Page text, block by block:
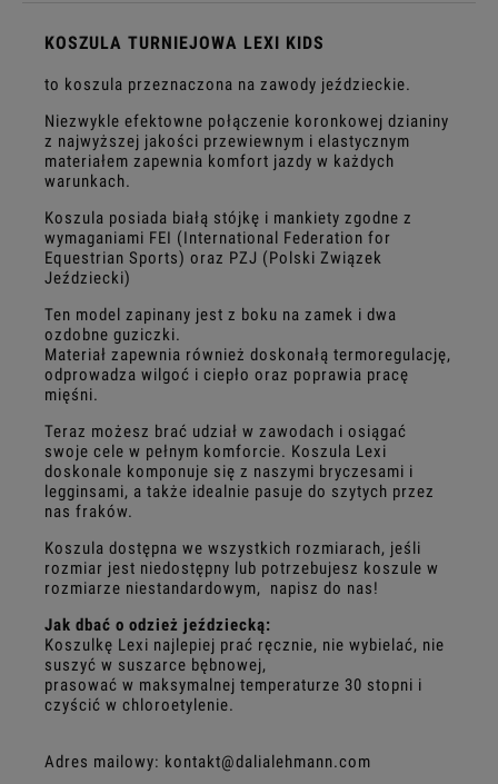
KOSZULA TURNIEJOWA LEXI KIDS
to koszula przeznaczona na zawody jeździeckie.
Niezwykle efektowne połączenie koronkowej dzianiny
z najwyższej jakości przewiewnym i elastycznym
materiałem zapewnia komfort jazdy w każdych
warunkach.
Koszula posiada białą stójkę i mankiety zgodne z
wymaganiami FEI (International Federation for
Equestrian Sports) oraz PZJ (Polski Związek
Jeździecki)
Ten model zapinany jest z boku na zamek i dwa
ozdobne guziczki.
Materiał zapewnia również doskonałą termoregulację,
odprowadza wilgoć i ciepło oraz poprawia pracę
mięśni.
Teraz możesz brać udział w zawodach i osiągać
swoje cele w pełnym komforcie. Koszula Lexi
doskonale komponuje się z naszymi bryczesami i
legginsami, a także idealnie pasuje do szytych przez
nas fraków.
Koszula dostępna we wszystkich rozmiarach, jeśli
rozmiar jest niedostępny lub potrzebujesz koszule w
rozmiarze niestandardowym, napisz do nas!
Jak dbać o odzież jeździecką:
Koszulkę Lexi najlepiej prać ręcznie, nie wybielać, nie
suszyć w suszarce bębnowej,
prasować w maksymalnej temperaturze 30 stopni i
czyścić w chloroetylenie.
Adres mailowy: kontakt@dalialehmann.com